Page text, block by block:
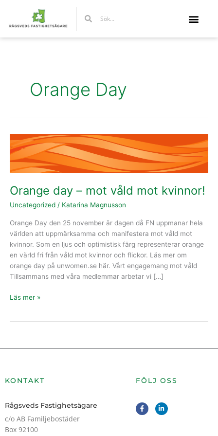
innehåll
Orange Day
Orange day – mot våld mot kvinnor!
Uncategorized / Katarina Magnusson
Orange Day den 25 november är dagen då FN uppmanar hela
världen att uppmärksamma och manifestera mot våld mot
kvinnor. Som en ljus och optimistisk färg representerar orange
en värld fri från våld mot kvinnor och flickor. Läs mer om
orange day på unwomen.se här. Vårt engagemang mot våld
Tillsammans med våra medlemmar arbetar vi […]
Orange
day
–
mot
mot
kvinnor!
Läs mer »
KONTAKT
Rågsveds Fastighetsägare
c/o AB Familjebostäder
Box 92100
FÖLJ OSS
F
a
c
L
i
n